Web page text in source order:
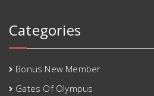
Categories
Bonus New Member
Gates Of Olympus